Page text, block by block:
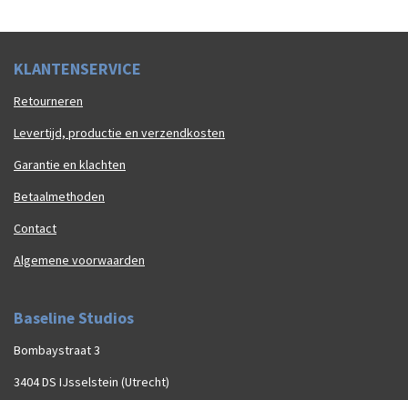
KLANTENSERVICE
Retourneren
Levertijd, productie en verzendkosten
Garantie en klachten
Betaalmethoden
Contact
Algemene voorwaarden
Baseline Studios
Bombaystraat 3
3404 DS IJsselstein (Utrecht)